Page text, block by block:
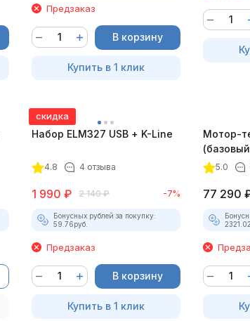
Предзаказ
В корзину
Купить в 1 клик
скидка
Набор ELM327 USB + K-Line
4.8 4 отзыва
1 990 ₽ 2 140 ₽ -7%
Бонусных рублей за покупку:
59.76руб.
Предзаказ
В корзину
Купить в 1 клик
Мотор-
5.0
77 290
2321.02